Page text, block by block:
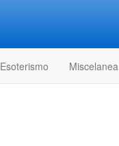
Esoterismo Miscelanea